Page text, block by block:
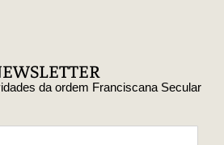
da ordem Franciscana Secular